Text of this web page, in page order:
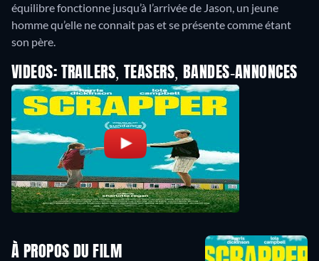
équilibre fonctionne jusqu’à l’arrivée de Jason, un jeune
homme qu’elle ne connait pas et se présente comme étant
son père.
VIDEOS: TRAILERS, TEASERS, BANDES-ANNONCES
À PROPOS DU FILM